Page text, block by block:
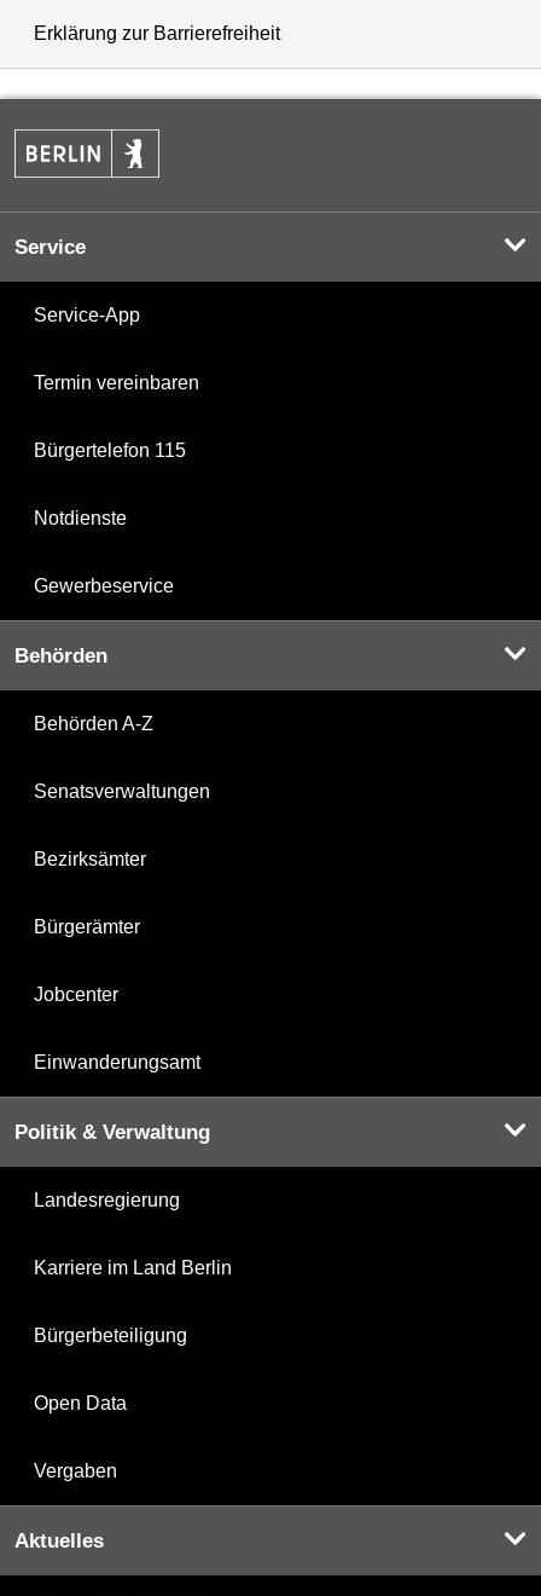
Erklärung zur Barrierefreiheit
Service
Service-App
Termin vereinbaren
Bürgertelefon 115
Notdienste
Gewerbeservice
Behörden
Behörden A-Z
Senatsverwaltungen
Bezirksämter
Bürgerämter
Jobcenter
Einwanderungsamt
Politik & Verwaltung
Landesregierung
Karriere im Land Berlin
Bürgerbeteiligung
Open Data
Vergaben
Aktuelles